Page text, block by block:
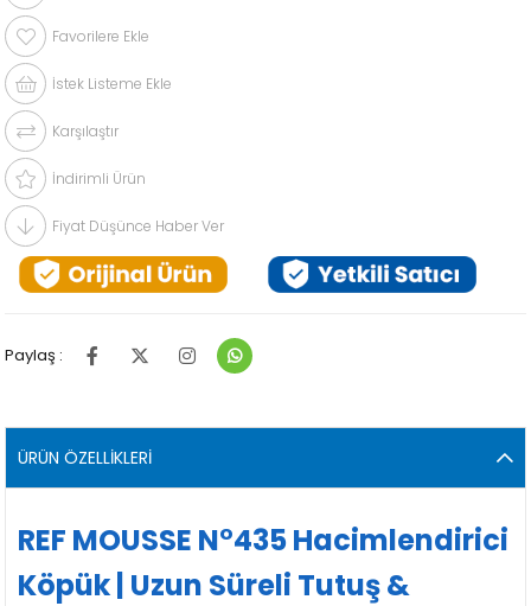
Favorilere Ekle
İstek Listeme Ekle
Karşılaştır
İndirimli Ürün
Fiyat Düşünce Haber Ver
Paylaş :
ÜRÜN ÖZELLIKLERI
REF MOUSSE N°435 Hacimlendirici
Köpük | Uzun Süreli Tutuş &